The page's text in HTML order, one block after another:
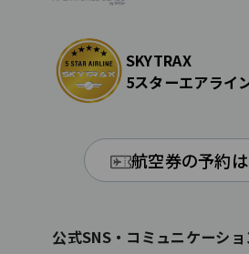
SKYTRAX
5スターエアライ
航空券の予約
公式SNS・コミュニケーシ